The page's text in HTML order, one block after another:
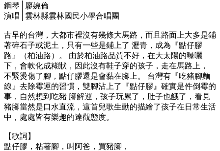
鋼琴│廖婉倫
演唱│雲林縣雲林國民小學合唱團
古早的台灣，大都市裡沒有幾條大馬路，而且路面上大多是鋪
著碎石子或泥土，只有一些是鋪上了 瀝青，成為『點仔膠
路』（柏油路）。 由於柏油路品質不好，在大太陽的曝曬
下，會軟化成糊狀，因此沒有鞋子穿的孩子，走在馬路上，
不緊燙傷了腳，點仔膠還是會黏在腳上。 台灣有『吃豬腳麵
線』去除霉運的習慣，雙腳沾上了『點仔膠』確實是件倒霉的
事，自然想到吃豬 腳解運，孩子玩累了，肚子也餓了，看見
豬腳當然是口水直流，這首兒歌生動的描繪了孩子在日常生活
中，處處皆有樂趣的達觀態度。
【歌詞】
點仔膠，粘著腳，叫阿爸，買豬腳，